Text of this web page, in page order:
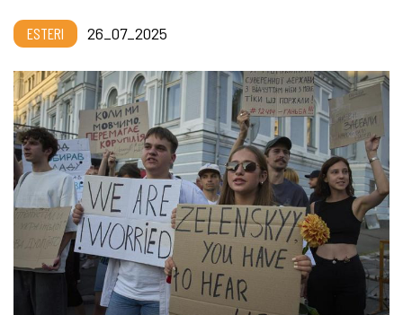
ESTERI 26_07_2025